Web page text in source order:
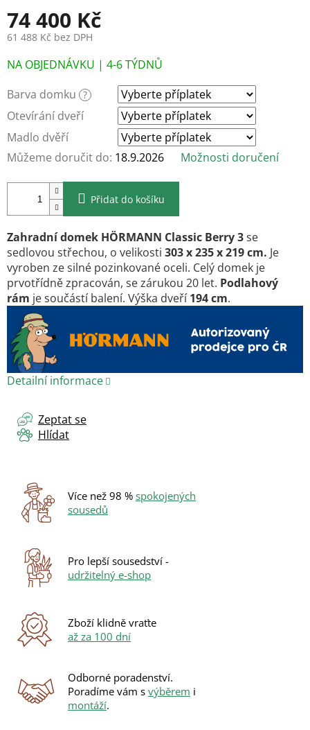
74 400 Kč
61 488 Kč bez DPH
Měrná
cena:
NA OBJEDNÁVKU | 4-6 TÝDNŮ
Barva domku ?
Otevírání dveří
Madlo dvěří
Můžeme doručit do: 18.9.2026 Možnosti doručení
Přidat do košíku
Zahradní domek HÖRMANN Classic Berry 3se
sedlovou střechou, o velikosti 303 x 235 x 219 cm. Je
vyroben ze silné pozinkované oceli. Celý domek je
prvotřídně zpracován, se zárukou 20 let. Podlahový
rám je součástí balení. Výška dveří194 cm.
Detailní informace
Zeptat se
Hlídat
Více než 98 % spokojených
sousedů
Pro lepší sousedství -
udržitelný e-shop
Zboží klidně vraťte
až za 100 dní
Odborné poradenství.
Poradíme vám s výběrem i
montáží.